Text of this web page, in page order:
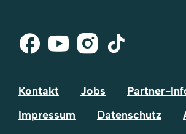
Facebook
Youtube
Instagram
Tik-
Kontakt Jobs
Partner-
Impressum
Datenschutz